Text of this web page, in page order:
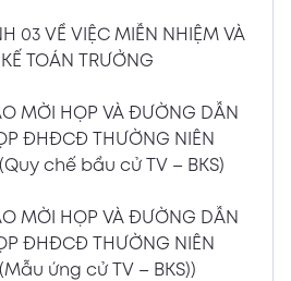
HỌP VÀ ĐƯỜNG DẪN TÀI
THƯỜNG NIÊN NĂM 2024
THƯỜNG NIÊN NĂM 2024
thành viên BKS)
Xem PDF
Xem PDF
03 VỀ VIỆC MIỄN NHIỆM VÀ
TOÁN TRƯỞNG
MỜI HỌP VÀ ĐƯỜNG DẪN
ĐHĐCĐ THƯỜNG NIÊN
chế bầu cử TV – BKS)
MỜI HỌP VÀ ĐƯỜNG DẪN
ĐHĐCĐ THƯỜNG NIÊN
ứng cử TV – BKS))